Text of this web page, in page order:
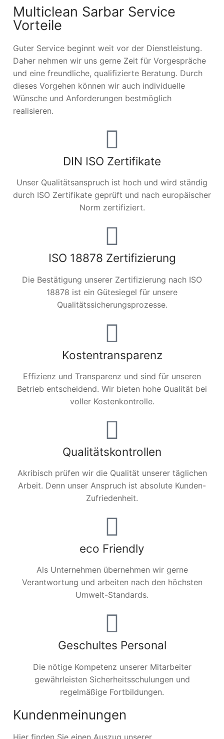
Multiclean Sarbar Service
Vorteile
Guter Service beginnt weit vor der Dienstleistung.
Daher nehmen wir uns gerne Zeit für Vorgespräche
und eine freundliche, qualifizierte Beratung. Durch
dieses Vorgehen können wir auch individuelle
Wünsche und Anforderungen bestmöglich
realisieren.
DIN ISO Zertifikate
Unser Qualitätsanspruch ist hoch und wird ständig
durch ISO Zertifikate geprüft und nach europäischer
Norm zertifiziert.
ISO 18878 Zertifizierung
Die Bestätigung unserer Zertifizierung nach ISO
18878 ist ein Gütesiegel für unsere
Qualitätssicherungsprozesse.
Kostentransparenz
Effizienz und Transparenz und sind für unseren
Betrieb entscheidend. Wir bieten hohe Qualität bei
voller Kostenkontrolle.
Qualitätskontrollen
Akribisch prüfen wir die Qualität unserer täglichen
Arbeit. Denn unser Anspruch ist absolute Kunden-
Zufriedenheit.
eco Friendly
Als Unternehmen übernehmen wir gerne
Verantwortung und arbeiten nach den höchsten
Umwelt-Standards.
Geschultes Personal
Die nötige Kompetenz unserer Mitarbeiter
gewährleisten Sicherheitsschulungen und
regelmäßige Fortbildungen.
Kundenmeinungen
Hier finden Sie einen Auszug unserer